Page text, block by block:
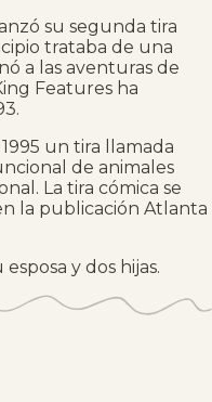
su segunda tira
trataba de una
a las aventuras de
Features ha
un tira llamada
de animales
La tira cómica se
la publicación Atlanta
y dos hijas.